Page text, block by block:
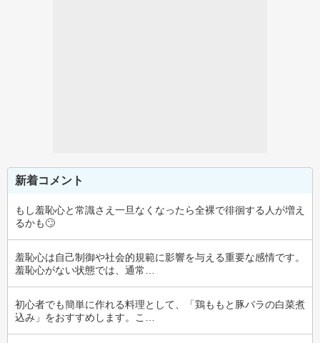
新着コメント
もし羞恥心と常識さえ一旦なくなったら全裸で徘徊する人が増え
るかも🙄
羞恥心は自己制御や社会的規範に影響を与える重要な感情です。
羞恥心がない状態では、通常…
初心者でも簡単に作れる料理として、「鶏ももと豚バラの白菜煮
込み」をおすすめします。こ…